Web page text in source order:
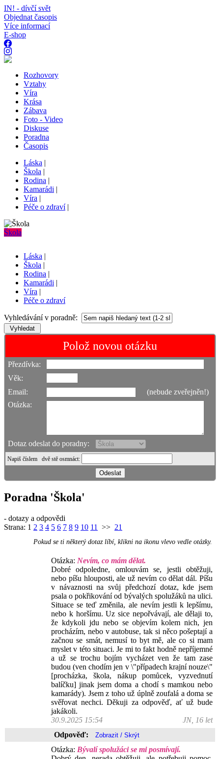
IN! - dívčí svět
Objednat časopis
Více informací
E-shop
Rozhovory
Vztahy
Víra
Krása
Zábava
Foto - Video
Diskuse
Poradna
Časopis
Láska |
Škola |
Rodina |
Kamarádi |
Víra |
Péče o zdraví|
Škola
Láska |
Škola |
Rodina |
Kamarádi |
Víra |
Péče o zdraví
Vyhledávání v poradně:
Polož novou otázku
Přezdívka:
Věk:
Email:
(nebude zveřejněn!)
Otázka:
Dotaz odeslat do poradny:
Napiš číslem dvě stě osmnáct:
Poradna 'Škola'
- dotazy a odpovědi
Strana: 1 2 3 4 5 6 7 8 9 10 11 >> 21
Pokud se ti některý dotaz líbí, klikni na ikonu vlevo vedle otázky.
Otázka: Nevím, co mám dělat.
Dobré odpoledne, omlouvám se, jestli obtěžuji,
nebo píšu hlouposti, ale už nevím co dělat dál. Píšu
v návaznosti na svůj předchozí dotaz, kde jsem
psala o pokřikování od bývalých spolužáků na ulici.
Situace se teď změnila, ale nevím jestli k lepšímu,
nebo k horšímu. Uz sice nepořvávají, ale dělaji to,
že kdykoli jdu nebo se objevím kolem nich, jen
procházím, nebo v autobuse, tak si něco pošeptají a
začnou se smát, nemusí to byt mě, ale co si mam
myslet v této situaci. Je mi to fakt hodně nepříjemné
a už se trochu bojím vycházet ven že tam zase
budou (ven chodím jen v \"případech krajní nouze\"
[procházka, škola, nákup pomůcek, vyzvednutí
balíčku] jinak jsem doma a chodí s mamkou nebo
kamarády). Jsem z toho už úplně zoufalá a doma se
svěřovat nechci. Děkuji za odpověď, ať už bude
jakákoli.
30.9.2025 15:54
JN, 16 let
Odpověď:
Otázka: Bývalí spolužáci se mi posmívají.